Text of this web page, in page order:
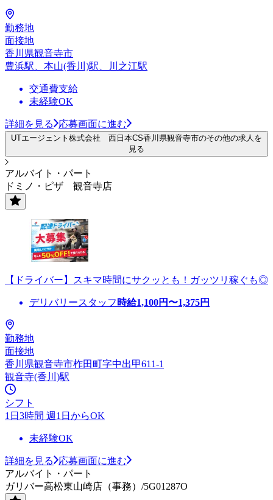
勤務地
面接地
香川県観音寺市
豊浜駅、本山(香川)駅、川之江駅
交通費支給
未経験OK
詳細を見る 応募画面に進む
UTエージェント株式会社 西日本CS香川県観音寺市のその他の求人を
見る
アルバイト・パート
ドミノ・ピザ 観音寺店
【ドライバー】スキマ時間にサクッとも！ガッツリ稼ぐも◎
デリバリースタッフ 時給1,100円〜1,375円
勤務地
面接地
香川県観音寺市柞田町字中出甲611-1
観音寺(香川)駅
シフト
1日3時間 週1日からOK
未経験OK
詳細を見る
応募画面に進む
アルバイト・パート
ガリバー高松東山崎店（事務）/5G01287O